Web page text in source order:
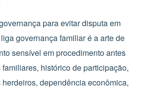
para evitar disputa em
governança familiar é a arte de
sensível em procedimento antes
histórico de participação,
dependência econômica,